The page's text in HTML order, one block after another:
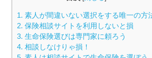
1. 素人が間違いない選択をする唯一の方
2. 保険相談サイトを利用しないと損
3. 生命保険選びは専門家に頼ろう
4. 相談しなけりゃ損！